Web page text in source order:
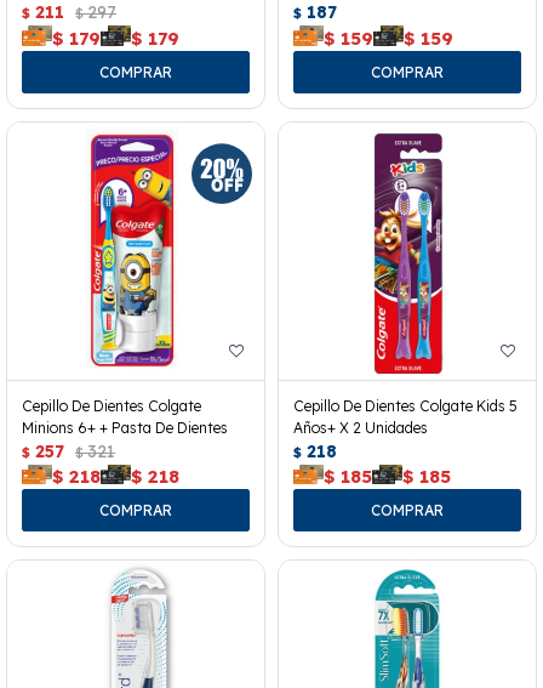
$ 211 $ 297
$ 179 $ 179
$ 187
$ 159 $ 159
Cepillo De Dientes Colgate
Minions 6+ + Pasta De Dientes
$ 257 $ 321
$ 218 $ 218
Cepillo De Dientes Colgate Kids 5
Años+ X 2 Unidades
$ 218
$ 185 $ 185